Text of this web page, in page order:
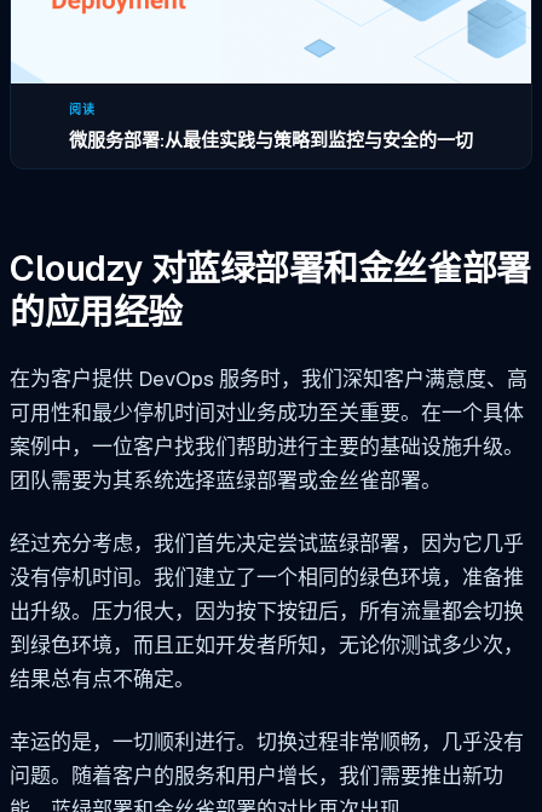
阅读
微服务部署:从最佳实践与策略到监控与安全的一切
Cloudzy 对蓝绿部署和金丝雀部署
的应用经验
在为客户提供 DevOps 服务时，我们深知客户满意度、高
可用性和最少停机时间对业务成功至关重要。在一个具体
案例中，一位客户找我们帮助进行主要的基础设施升级。
团队需要为其系统选择蓝绿部署或金丝雀部署。
经过充分考虑，我们首先决定尝试蓝绿部署，因为它几乎
没有停机时间。我们建立了一个相同的绿色环境，准备推
出升级。压力很大，因为按下按钮后，所有流量都会切换
到绿色环境，而且正如开发者所知，无论你测试多少次，
结果总有点不确定。
幸运的是，一切顺利进行。切换过程非常顺畅，几乎没有
问题。随着客户的服务和用户增长，我们需要推出新功